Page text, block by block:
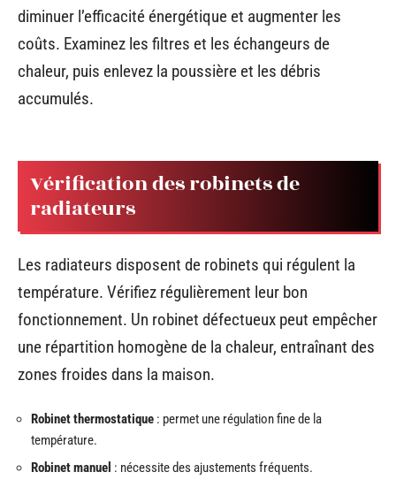
diminuer l’efficacité énergétique et augmenter les
coûts. Examinez les filtres et les échangeurs de
chaleur, puis enlevez la poussière et les débris
accumulés.
Vérification des robinets de
radiateurs
Les radiateurs disposent de robinets qui régulent la
température. Vérifiez régulièrement leur bon
fonctionnement. Un robinet défectueux peut empêcher
une répartition homogène de la chaleur, entraînant des
zones froides dans la maison.
Robinet thermostatique : permet une régulation fine de la
température.
Robinet manuel : nécessite des ajustements fréquents.